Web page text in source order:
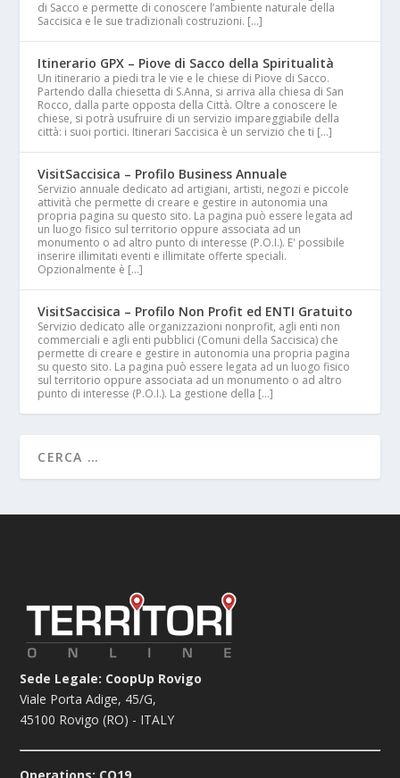
di Sacco e permette di conoscere l’ambiente naturale della
Saccisica e le sue tradizionali costruzioni. […]
Itinerario GPX – Piove di Sacco della Spiritualità
Un itinerario a piedi tra le vie e le chiese di Piove di Sacco.
Partendo dalla chiesetta di S.Anna, si arriva alla chiesa di San
Rocco, dalla parte opposta della Città. Oltre a conoscere le
chiese, si potrà usufruire di un servizio impareggiabile della
città: i suoi portici. Itinerari Saccisica è un servizio che ti […]
VisitSaccisica – Profilo Business Annuale
Servizio annuale dedicato ad artigiani, artisti, negozi e piccole
attività che permette di creare e gestire in autonomia una
propria pagina su questo sito. La pagina può essere legata ad
un luogo fisico sul territorio oppure associata ad un
monumento o ad altro punto di interesse (P.O.I.). E' possibile
inserire illimitati eventi e illimitate offerte speciali.
Opzionalmente è […]
VisitSaccisica – Profilo Non Profit ed ENTI Gratuito
Servizio dedicato alle organizzazioni nonprofit, agli enti non
commerciali e agli enti pubblici (Comuni della Saccisica) che
permette di creare e gestire in autonomia una propria pagina
su questo sito. La pagina può essere legata ad un luogo fisico
sul territorio oppure associata ad un monumento o ad altro
punto di interesse (P.O.I.). La gestione della […]
Sede Legale: CoopUp Rovigo
Viale Porta Adige, 45/G,
45100 Rovigo (RO) - ITALY